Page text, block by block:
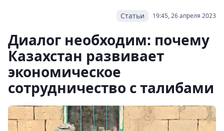
19:45, 26 апреля 2023
Статьи
Диалог необходим: почему
Казахстан развивает
экономическое
сотрудничество с талибами